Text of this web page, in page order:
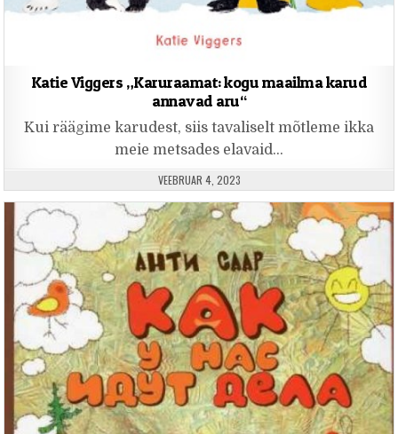
Katie Viggers „Karuraamat: kogu maailma karud
annavad aru“
Kui räägime karudest, siis tavaliselt mõtleme ikka
meie metsades elavaid…
PUBLISHED DATE:
VEEBRUAR 4, 2023